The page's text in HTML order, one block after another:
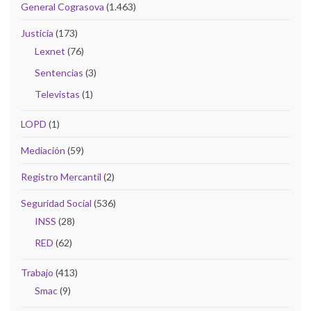
General Cograsova (1.463)
Justicia (173)
Lexnet (76)
Sentencias (3)
Televistas (1)
LOPD (1)
Mediación (59)
Registro Mercantil (2)
Seguridad Social (536)
INSS (28)
RED (62)
Trabajo (413)
Smac(9)